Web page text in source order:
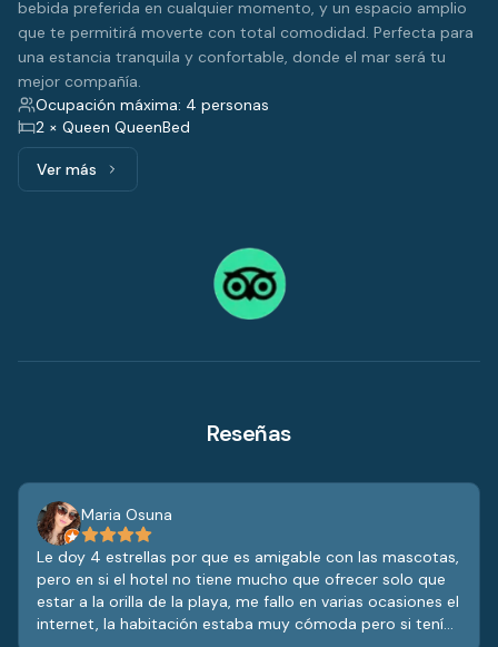
bebida preferida en cualquier momento, y un espacio amplio
que te permitirá moverte con total comodidad. Perfecta para
una estancia tranquila y confortable, donde el mar será tu
mejor compañía.
Ocupación máxima: 4 personas
2 × Queen QueenBed
Ver másVer más: Doble Estándar vista al Mar, 2 camas Queen
Reseñas
Maria Osuna
Le doy 4 estrellas por que es amigable con las mascotas,
pero en si el hotel no tiene mucho que ofrecer solo que
estar a la orilla de la playa, me fallo en varias ocasiones el
internet, la habitación estaba muy cómoda pero si tenía